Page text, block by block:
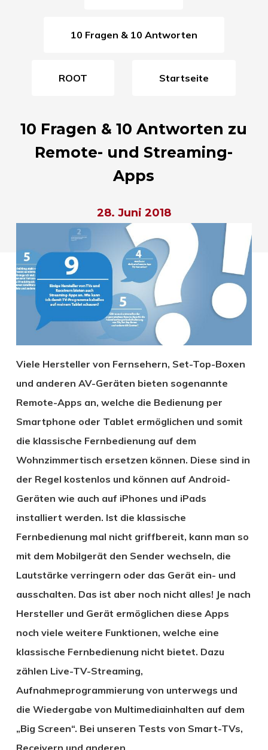
10 Fragen & 10 Antworten
ROOT Startseite
10 Fragen & 10 Antworten zu
Remote- und Streaming-
Apps
28. Juni 2018
Viele Hersteller von Fernsehern, Set-Top-Boxen
und anderen AV-Geräten bieten sogenannte
Remote-Apps an, welche die Bedienung per
Smartphone oder Tablet ermöglichen und somit
die klassische Fernbedienung auf dem
Wohnzimmertisch ersetzen können. Diese sind in
der Regel kostenlos und können auf Android-
Geräten wie auch auf iPhones und iPads
installiert werden. Ist die klassische
Fernbedienung mal nicht griffbereit, kann man so
mit dem Mobilgerät den Sender wechseln, die
Lautstärke verringern oder das Gerät ein- und
ausschalten. Das ist aber noch nicht alles! Je nach
Hersteller und Gerät ermöglichen diese Apps
noch viele weitere Funktionen, welche eine
klassische Fernbedienung nicht bietet. Dazu
zählen Live-TV-Streaming,
Aufnahmeprogrammierung von unterwegs und
die Wiedergabe von Multimediainhalten auf dem
„Big Screen“. Bei unseren Tests von Smart-TVs,
Receivern und anderen